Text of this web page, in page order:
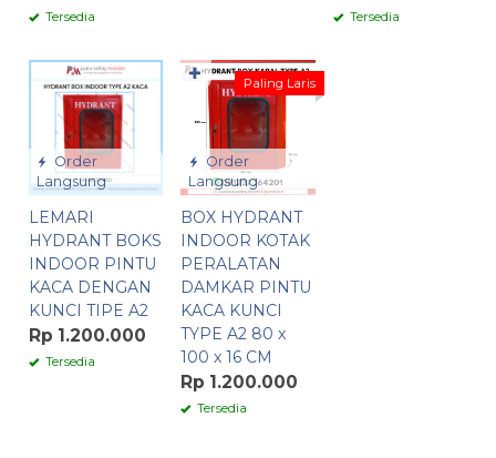
Tersedia Tersedia
Order
Langsung
LEMARI
HYDRANT BOKS
INDOOR PINTU
KACA DENGAN
KUNCI TIPE A2
Rp 1.200.000
Tersedia
Order
Langsung
Paling Laris
BOX HYDRANT
INDOOR KOTAK
PERALATAN
DAMKAR PINTU
KACA KUNCI
TYPE A2 80 x
100 x 16 CM
Rp 1.200.000
Tersedia
✚